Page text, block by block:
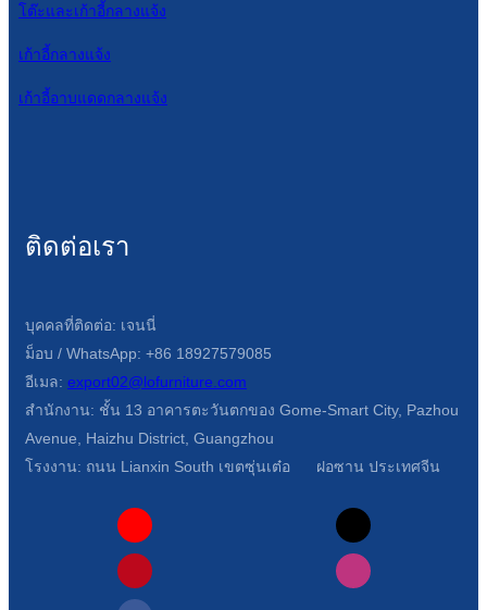
โต๊ะและเก้าอี้กลางแจ้ง
เก้าอี้กลางแจ้ง
เก้าอี้อาบแดดกลางแจ้ง
ติดต่อเรา
บุคคลที่ติดต่อ: เจนนี่
ม็อบ / WhatsApp: +86 18927579085
อีเมล: export02@lofurniture.com
สำนักงาน: ชั้น 13 อาคารตะวันตกของ Gome-Smart City, Pazhou
Avenue, Haizhu District, Guangzhou
โรงงาน: ถนน Lianxin South เขตซุ่นเต๋อ ฝอซาน ประเทศจีน